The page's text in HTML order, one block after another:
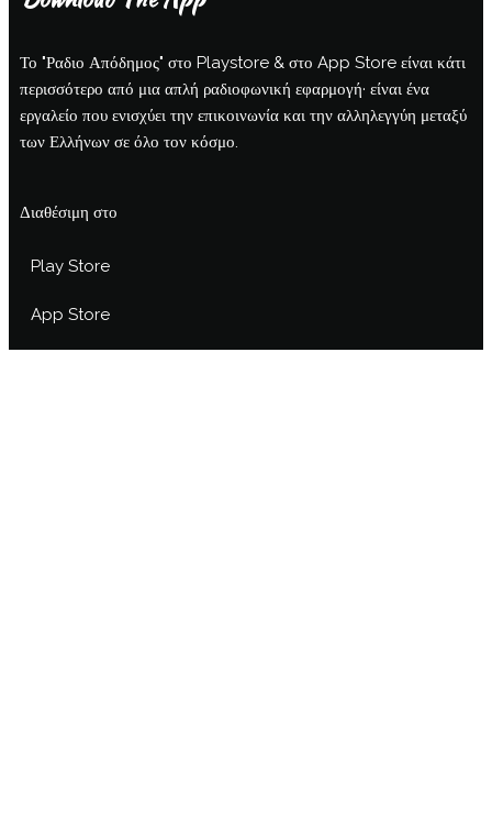
Το "Ραδιο Απόδημος" στο Playstore & στο App Store είναι κάτι
περισσότερο από μια απλή ραδιοφωνική εφαρμογή· είναι ένα
εργαλείο που ενισχύει την επικοινωνία και την αλληλεγγύη μεταξύ
των Ελλήνων σε όλο τον κόσμο.
Διαθέσιμη στο
Play Store
App Store